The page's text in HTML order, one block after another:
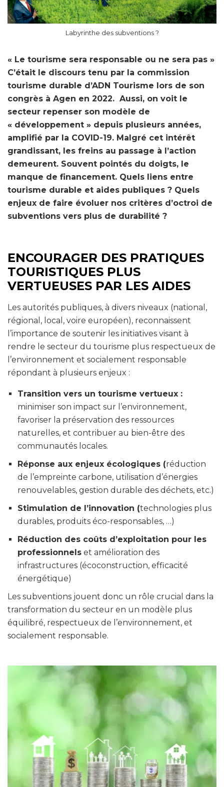
Labyrinthe des subventions ?
« Le tourisme sera responsable ou ne sera pas »
C’était le discours tenu par la commission
tourisme durable d’ADN Tourisme lors de son
congrès à Agen en 2022. Aussi, on voit le
secteur repenser son modèle de
« développement » depuis plusieurs années,
amplifié par la COVID-19. Malgré cet intérêt
grandissant, les freins au passage à l’action
demeurent. Souvent pointés du doigts, le
manque de financement. Quels liens entre
tourisme durable et aides publiques ? Quels
enjeux de faire évoluer nos critères d’octroi de
subventions vers plus de durabilité ?
ENCOURAGER DES PRATIQUES
TOURISTIQUES PLUS
VERTUEUSES PAR LES AIDES
Les autorités publiques, à divers niveaux (national,
régional, local, voire européen), reconnaissent
l’importance de soutenir les initiatives visant à
rendre le secteur du tourisme plus respectueux de
l’environnement et socialement responsable
répondant à plusieurs enjeux :
Transition vers un tourisme vertueux :
minimiser son impact sur l’environnement,
favoriser la préservation des ressources
naturelles, et contribuer au bien-être des
communautés locales.
Réponse aux enjeux écologiques (réduction
de l’empreinte carbone, utilisation d’énergies
renouvelables, gestion durable des déchets, etc.)
Stimulation de l’innovation (technologies plus
durables, produits éco-responsables, …)
Réduction des coûts d’exploitation pour les
professionnels et amélioration des
infrastructures (écoconstruction, efficacité
énergétique)
Les subventions jouent donc un rôle crucial dans la
transformation du secteur en un modèle plus
équilibré, respectueux de l’environnement, et
socialement responsable.